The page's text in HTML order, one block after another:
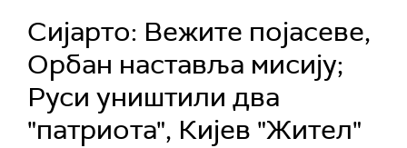
Сијарто: Вежите појасеве,
Орбан наставља мисију;
Руси уништили два
"патриота", Кијев "Жител"